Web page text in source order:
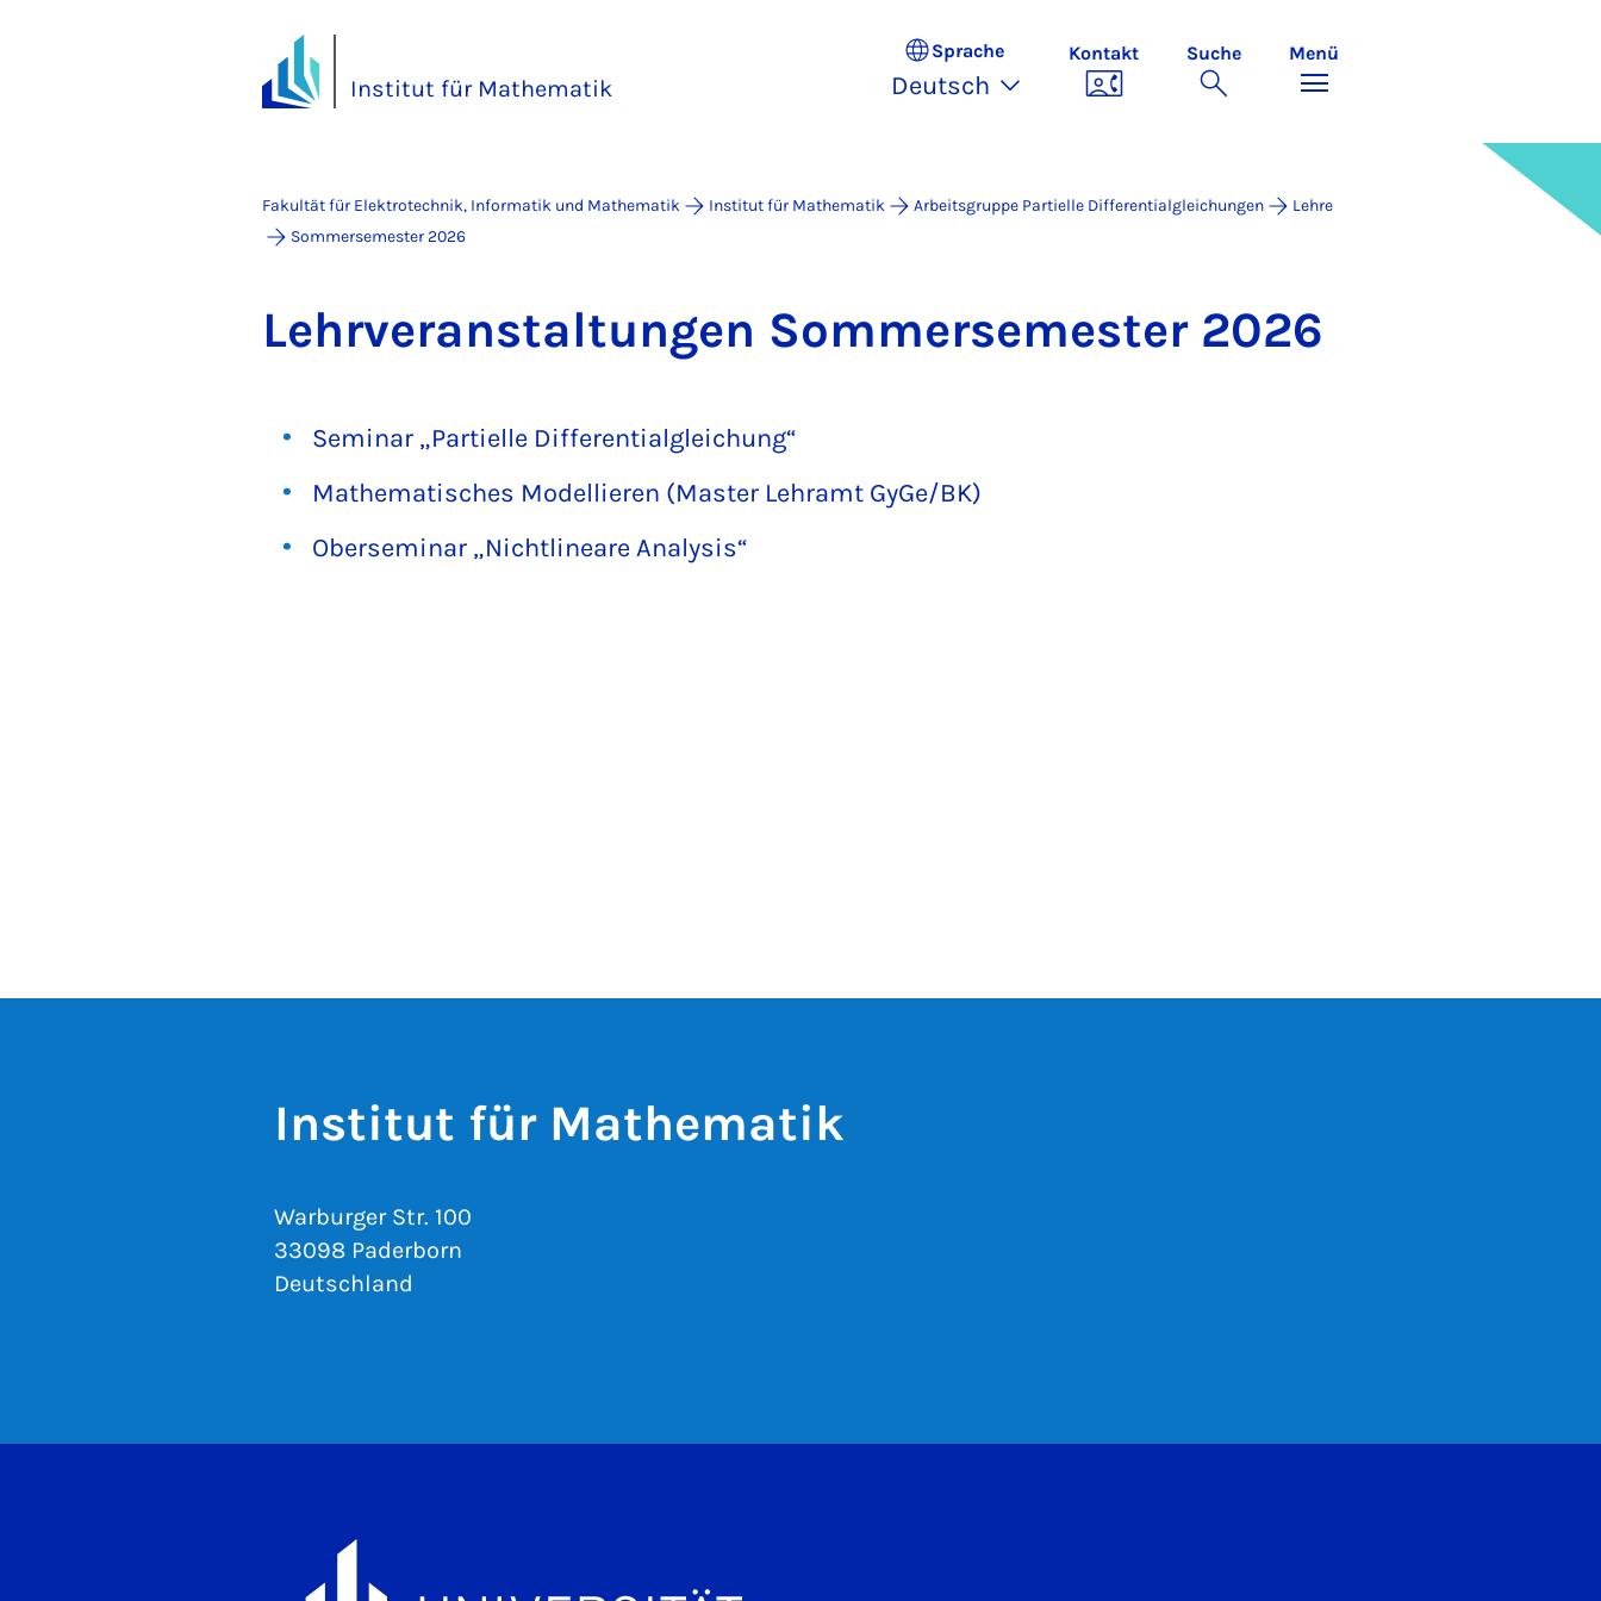
Institut für Mathematik
Sprache
Deutsch
Kontakt Suche Menü
Fakultät für Elektrotechnik, Informatik und Mathematik Institut für Mathematik Arbeitsgruppe Partielle Differentialgleichungen
Lehre
Sommersemester 2026
Lehr­ver­an­stal­tun­gen Som­mer­se­mes­ter 2026
Seminar „Partielle Differentialgleichung“
Mathematisches Modellieren (Master Lehramt GyGe/BK)
Oberseminar „Nichtlineare Analysis“
Institut für Mathematik
Warburger Str. 100
33098 Paderborn
Deutschland